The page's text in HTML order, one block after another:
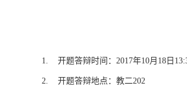
1. 开题答辩时间：2017年10月18日
2. 开题答辩地点：教二202